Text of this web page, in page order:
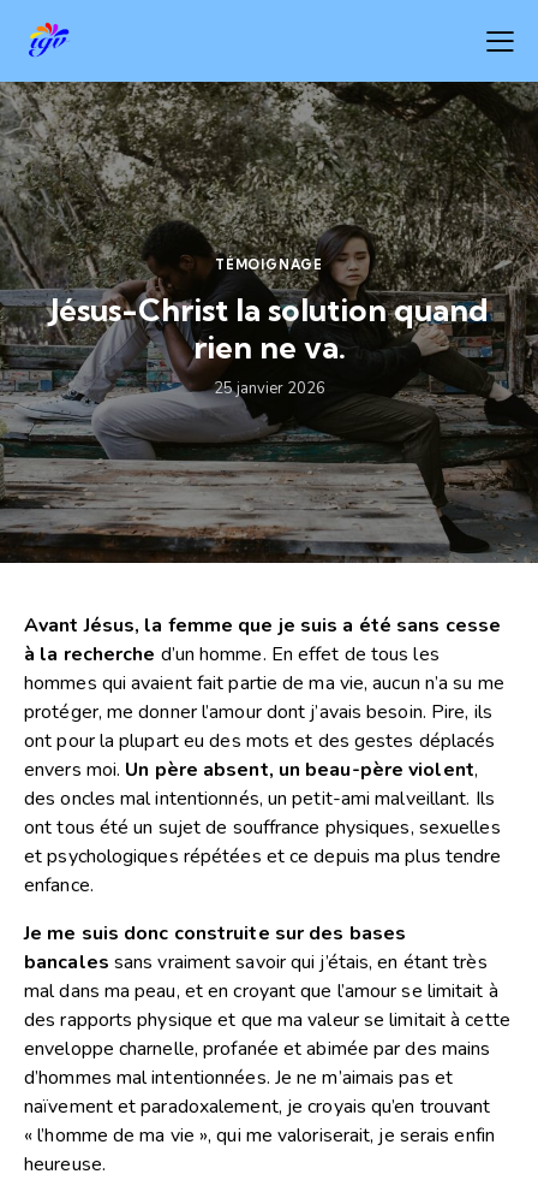
TÉMOIGNAGE
Jésus-Christ la solution quand
rien ne va.
25 janvier 2026
Avant Jésus, la femme que je suis a été sans cesse
à la recherche d’un homme. En effet de tous les
hommes qui avaient fait partie de ma vie, aucun n’a su me
protéger, me donner l’amour dont j’avais besoin. Pire, ils
ont pour la plupart eu des mots et des gestes déplacés
envers moi. Un père absent, un beau-père violent,
des oncles mal intentionnés, un petit-ami malveillant. Ils
ont tous été un sujet de souffrance physiques, sexuelles
et psychologiques répétées et ce depuis ma plus tendre
enfance.
Je me suis donc construite sur des bases
bancales sans vraiment savoir qui j’étais, en étant très
mal dans ma peau, et en croyant que l’amour se limitait à
des rapports physique et que ma valeur se limitait à cette
enveloppe charnelle, profanée et abimée par des mains
d’hommes mal intentionnées. Je ne m’aimais pas et
naïvement et paradoxalement, je croyais qu’en trouvant
« l’homme de ma vie », qui me valoriserait, je serais enfin
heureuse.